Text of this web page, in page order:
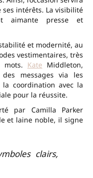
ses intérêts. La visibilité
aimante presse et
et modernité, au
vestimentaires, très
mots. Kate Middleton,
messages via les
coordination avec la
pour la réussite.
par Camilla Parker
et laine noble, il signe
clairs,